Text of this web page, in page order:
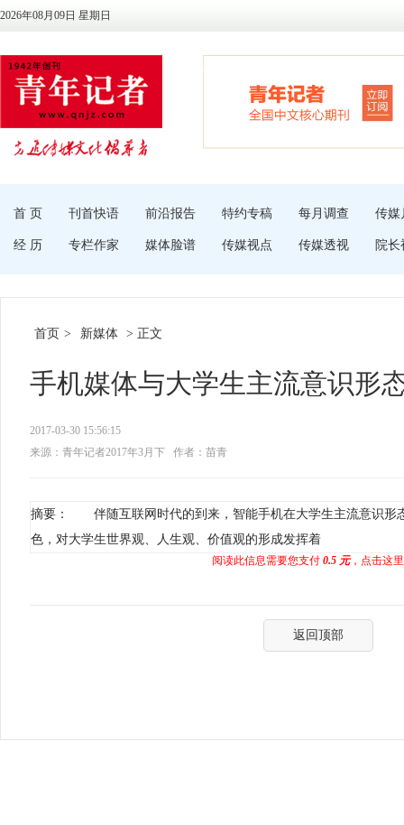
2026年08月09日 星期日
首 页 刊首快语 前沿报告 特约专稿 每月调查 传媒
经 历 专栏作家 媒体脸谱 传媒视点 传媒透视 院长
首页 > 新媒体 > 正文
手机媒体与大学生主流意识形
2017-03-30 15:56:15
来源：青年记者2017年3月下
作者：苗青
摘要： 伴随互联网时代的到来，智能手机在大学生主流意识形
色，对大学生世界观、人生观、价值观的形成发挥着
阅读此信息需要您支付 0.5 元，点击这
返回顶部